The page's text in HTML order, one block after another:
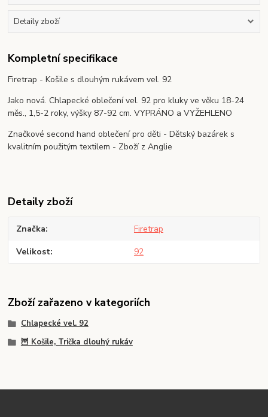
Detaily zboží
Kompletní specifikace
Firetrap - Košile s dlouhým rukávem vel. 92
Jako nová. Chlapecké oblečení vel. 92 pro kluky ve věku 18-24
měs., 1,5-2 roky, výšky 87-92 cm. VYPRÁNO a VYŽEHLENO
Značkové second hand oblečení pro děti - Dětský bazárek s
kvalitním použitým textilem - Zboží z Anglie
Detaily zboží
Značka Firetrap
Velikost 92
Zboží zařazeno v kategoriích
Chlapecké vel. 92
🦉 Košile, Trička dlouhý rukáv